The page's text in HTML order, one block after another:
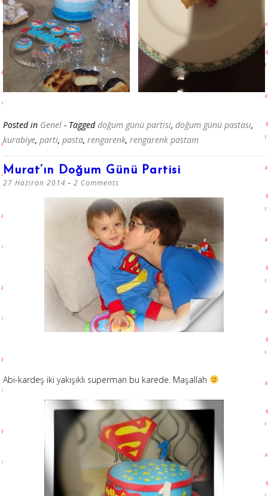
Posted in Genel - Taggeddoğum günü partisi, doğum günü pastası,
kurabiye, parti, pasta, rengarenk, rengarenk pastam
Murat’ın Doğum Günü Partisi
27 Haziran 2014 2 Comments
Abi-kardeş iki yakışıklı superman bu karede. Maşallah